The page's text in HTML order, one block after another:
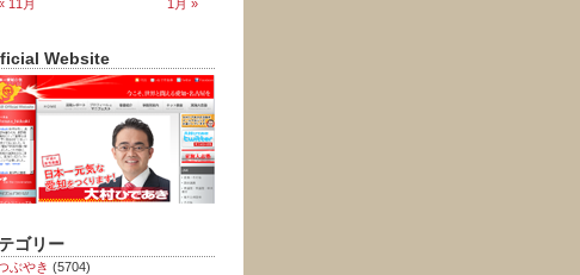
11月 1月 »
Website
ゴリー
ぶやき (5704)